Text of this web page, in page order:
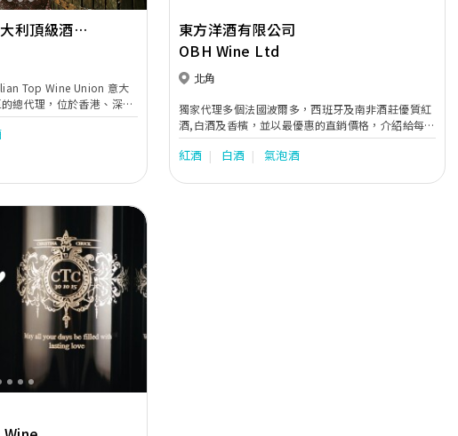
利頂級酒莊
Top Wine Union 意大
總代理，位於香港、深圳
多個頂級酒莊直接入口，
供應的亦達200多款。在
承顧客至上的企業宗旨 ，
東方洋酒有限公司
OBH Wine Ltd
北角
獨家代理多個法國波爾多，西班牙及南非酒莊優質紅
酒,白酒及香檳，並以最優惠的直銷價格，介紹給每位
酒類愛好者。
紅酒 白酒 氣泡酒